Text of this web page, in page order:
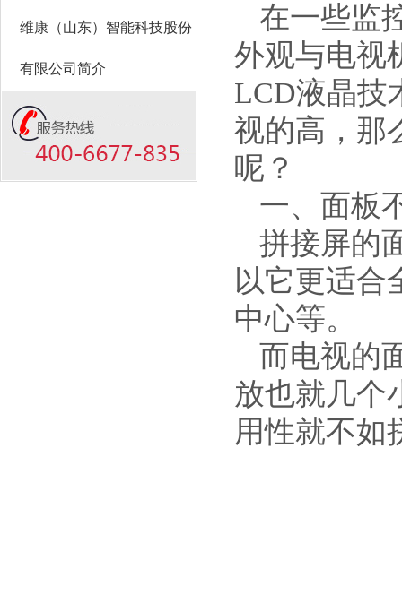
维康（山东）智能科技股份
有限公司简介
在一些监
外观与电视
LCD液晶技
视的高，那
呢？
一、面板
拼接屏的
以它更适合
中心等。
而电视的
放也就几个
用性就不如